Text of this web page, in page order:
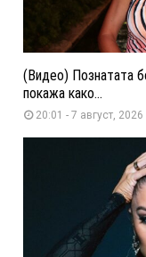
(Видео) Познатата
покажа како...
20:01 - 7 август, 2026